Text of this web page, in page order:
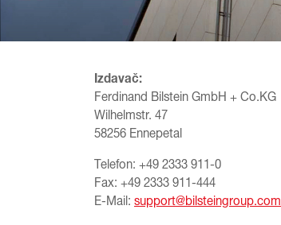
Izdavač:
Ferdinand Bilstein GmbH + Co.KG
Wilhelmstr. 47
58256 Ennepetal
Telefon: +49 2333 911-0
Fax: +49 2333 911-444
E-Mail: support@bilsteingroup.com